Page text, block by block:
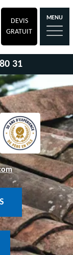
DEVIS
GRATUIT
MENU
31